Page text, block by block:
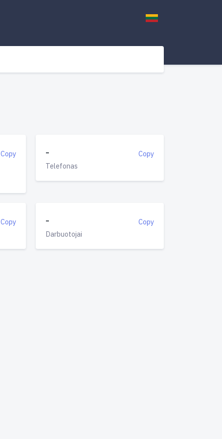
Copy Copy
-
Telefonas
Copy Copy
-
Darbuotojai